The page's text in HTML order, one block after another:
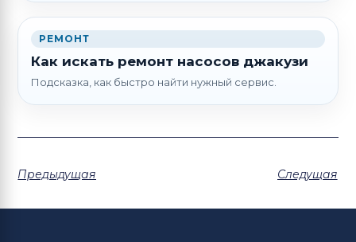
РЕМОНТ
Как искать ремонт насосов джакузи
Подсказка, как быстро найти нужный сервис.
Предыдущая Следущая